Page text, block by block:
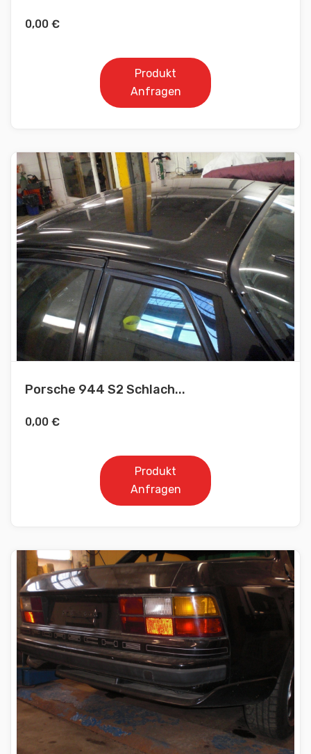
0,00 €
Produkt
Anfragen
Porsche 944 S2 Schlach...
0,00 €
Produkt
Anfragen